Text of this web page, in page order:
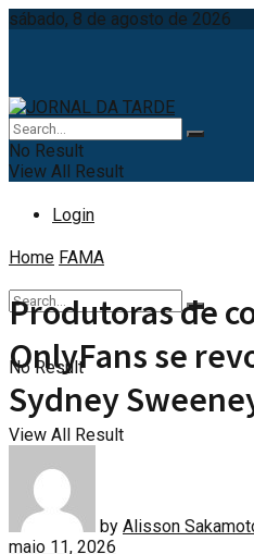
sábado, 8 de agosto de 2026
Login
No Result
View All Result
No Result
View All Result
Home FAMA
Produtoras de
OnlyFans se
Sydney
by Alisson
maio 11, 2026